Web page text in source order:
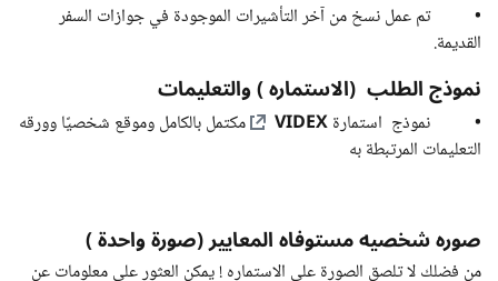
• تم عمل نسخ من آخر التأشيرات الموجودة في جوازات السفر
القديمة.
نموذج الطلب (الاستماره ) والتعليمات
• نموذج استمارةVIDEX
مكتمل بالكامل وموقع شخصيًا وورقه
التعليمات المرتبطة به
صوره شخصيه مستوفاه المعايير (صورة واحدة )
من فضلك لا تلصق الصورة على الاستماره ! يمكن العثور على معلومات عن